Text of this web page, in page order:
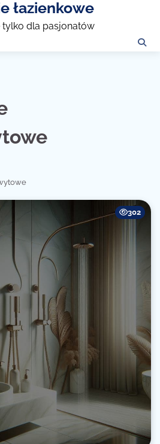
łazienkowe
tylko dla pasjonatów
302